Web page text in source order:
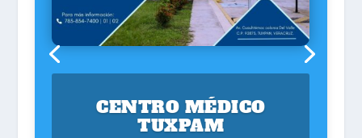
CENTRO MÉDICO
TUXPAM